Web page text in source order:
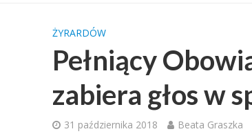
ŻYRARDÓW
Pełniący
zabiera głos w
31 października 2018 Beata Graszka